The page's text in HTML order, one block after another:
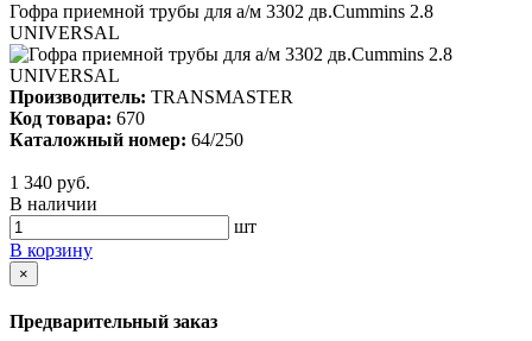
Гофра приемной трубы для а/м 3302 дв.Cummins 2.8
UNIVERSAL
Производитель: TRANSMASTER
Код товара: 670
Каталожный номер: 64/250
1 340 руб.
В наличии
шт
В корзину
×
Предварительный заказ